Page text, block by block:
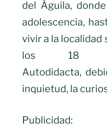
del Águila,
adolescencia,
vivir a la localidad
los 18
Autodidacta,
inquietud, la
Publicidad: